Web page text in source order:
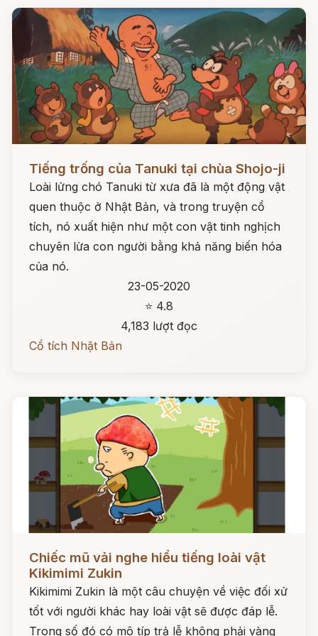
Đọc ngay
Tiếng trống của Tanuki tại chùa Shojo-ji
Loài lửng chó Tanuki từ xưa đã là một động vật
quen thuộc ở Nhật Bản, và trong truyện cổ
tích, nó xuất hiện như một con vật tinh nghịch
chuyên lừa con người bằng khả năng biến hóa
của nó.
23-05-2020
⭐ 4.8
4,183 lượt đọc
Cổ tích Nhật Bản
Đọc ngay
Chiếc mũ vải nghe hiểu tiếng loài vật
Kikimimi Zukin
Kikimimi Zukin là một câu chuyện về việc đối xử
tốt với người khác hay loài vật sẽ được đáp lễ.
Trong số đó có mô típ trả lễ không phải vàng